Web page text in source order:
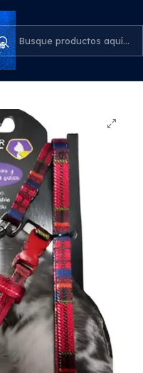
Escocés Wondercat